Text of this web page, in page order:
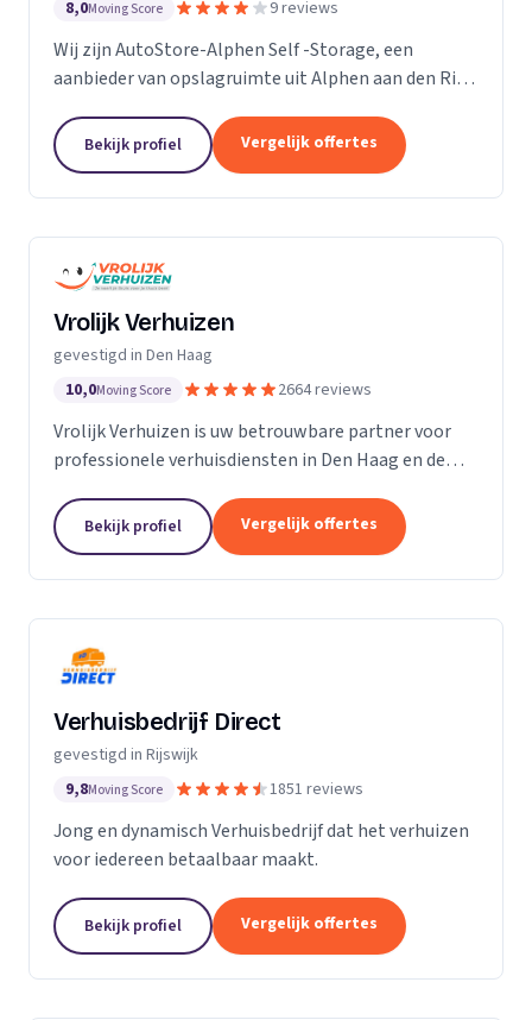
8,0Moving Score 9 reviews
Wij zijn AutoStore-Alphen Self -Storage, een
aanbieder van opslagruimte uit Alphen aan den Rijn.
Bekijk profiel Vergelijk offertes
Vrolijk Verhuizen
gevestigd in Den Haag
10,0Moving Score 2664 reviews
Vrolijk Verhuizen is uw betrouwbare partner voor
professionele verhuisdiensten in Den Haag en de
ervaring en een toegewijd team zorgen wij ervoor
dat uw verhuizing soepel en zorgeloos verloopt.
Bekijk profiel Vergelijk offertes
Verhuisbedrijf Direct
gevestigd in Rijswijk
9,8Moving Score 1851 reviews
Jong en dynamisch Verhuisbedrijf dat het verhuizen
voor iedereen betaalbaar maakt.
Bekijk profiel Vergelijk offertes